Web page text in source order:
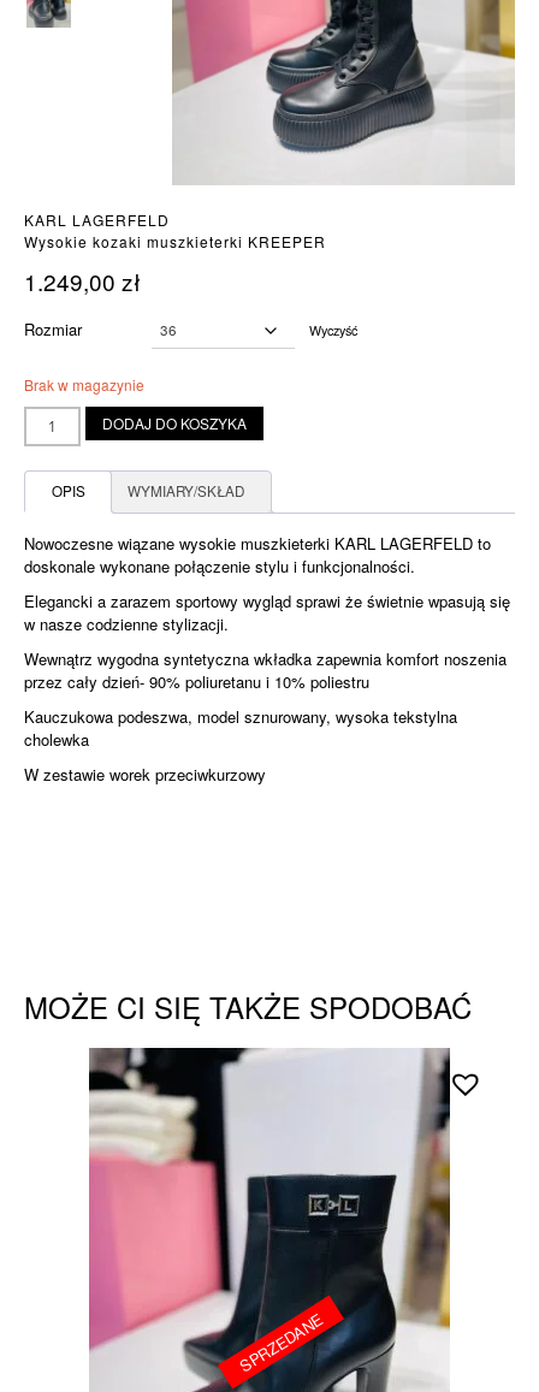
KARL LAGERFELD
Wysokie kozaki muszkieterki KREEPER
1.249,00 zł
Rozmiar Wyczyść
Brak w magazynie
ilość
Wysokie
muszkieterki
KREEPER
DODAJ DO KOSZYKA
OPIS WYMIARY/SKŁAD
Nowoczesne wiązane wysokie muszkieterki KARL LAGERFELD to
doskonale wykonane połączenie stylu i funkcjonalności.
Elegancki a zarazem sportowy wygląd sprawi że świetnie wpasują się
w nasze codzienne stylizacji.
Wewnątrz wygodna syntetyczna wkładka zapewnia komfort noszenia
przez cały dzień- 90% poliuretanu i 10% poliestru
Kauczukowa podeszwa, model sznurowany, wysoka tekstylna
cholewka
W zestawie worek przeciwkurzowy
MOŻE CI SIĘ TAKŻE SPODOBAĆ
SPRZEDANE
SPRZEDANE